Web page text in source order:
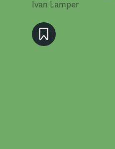
Ivan Lamper